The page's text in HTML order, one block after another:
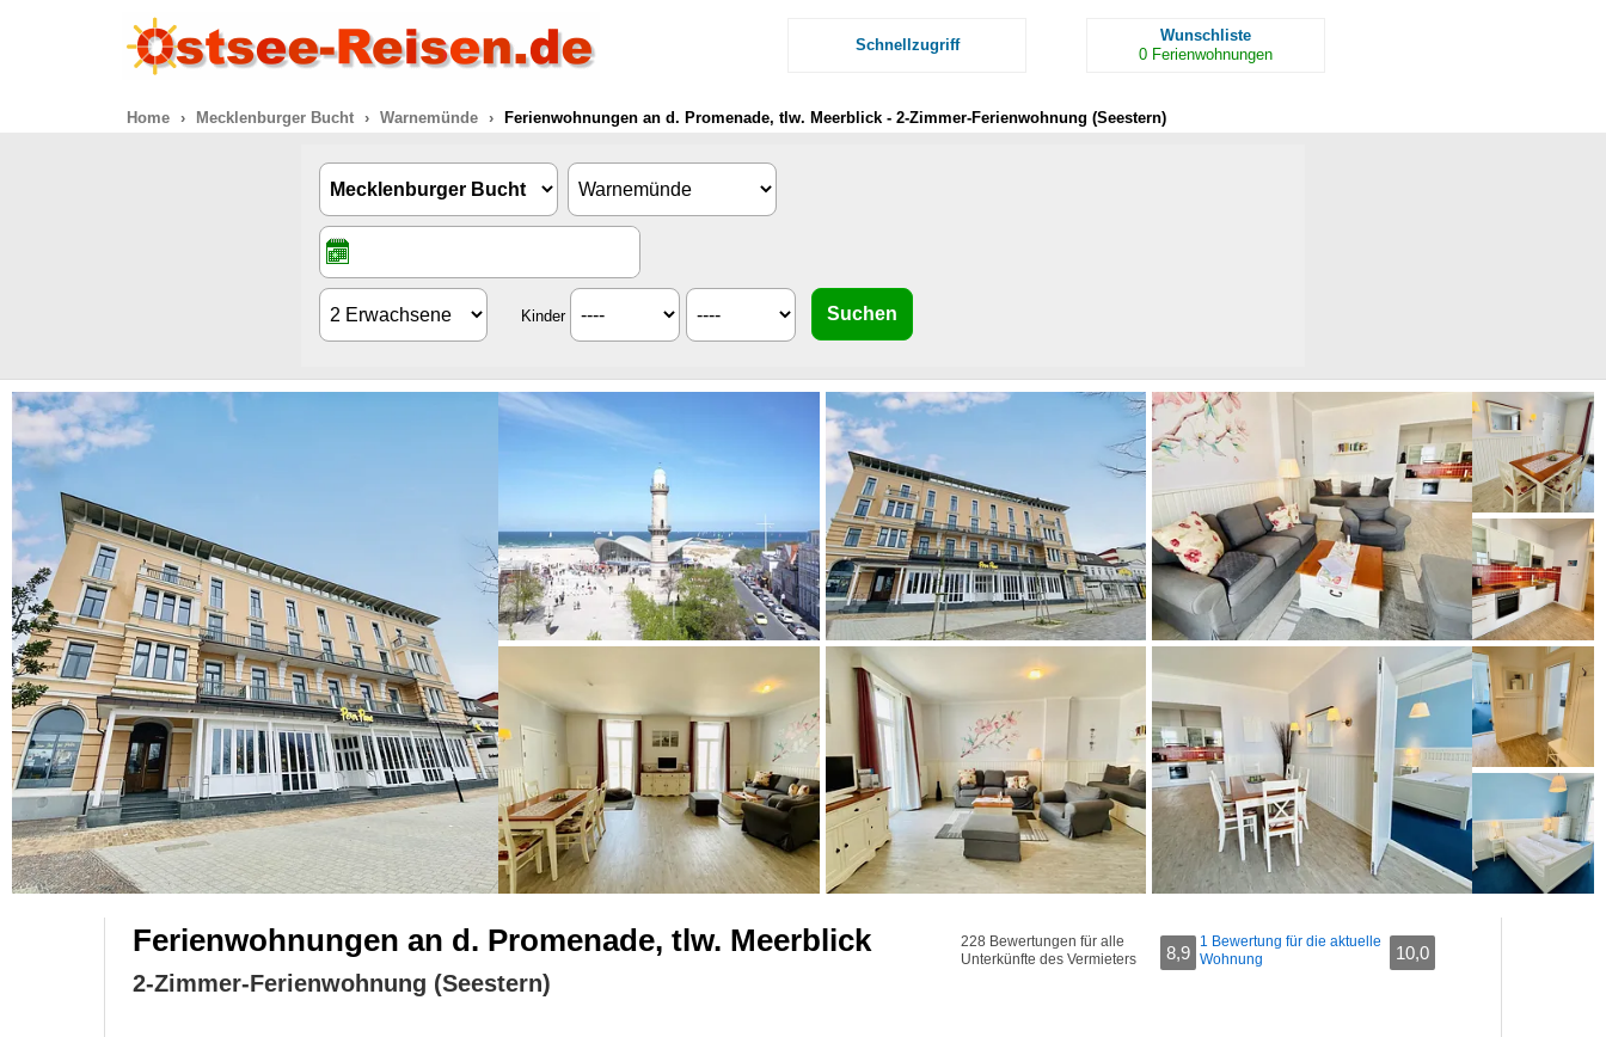
Schnellzugriff
Wunschliste
0 Ferienwohnungen
Home Mecklenburger Bucht Warnemünde Ferienwohnungen an d. Promenade, tlw. Meerblick - 2-Zimmer-Ferienwohnung (Seestern)
Kinder
Ferienwohnungen an d. Promenade, tlw. Meerblick
2-Zimmer-Ferienwohnung (Seestern)
228 Bewertungen für alle
Unterkünfte des Vermieters
8,9
1 Bewertung für die aktuelle
Wohnung
10,0